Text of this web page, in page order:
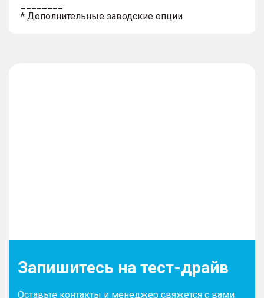
* Дополнительные заводские опции
Запишитесь на тест-драйв
Оставьте контакты и менеджер свяжется с вами